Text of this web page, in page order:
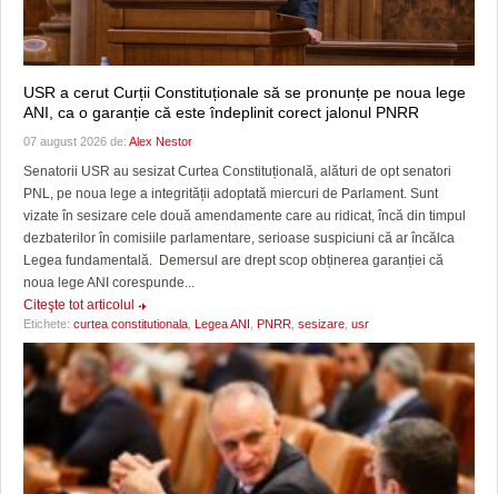
USR a cerut Curții Constituționale să se pronunțe pe noua lege
ANI, ca o garanție că este îndeplinit corect jalonul PNRR
07 august 2026 de: Alex Nestor
Senatorii USR au sesizat Curtea Constituțională, alături de opt senatori
PNL, pe noua lege a integrității adoptată miercuri de Parlament. Sunt
vizate în sesizare cele două amendamente care au ridicat, încă din timpul
dezbaterilor în comisiile parlamentare, serioase suspiciuni că ar încălca
Legea fundamentală. Demersul are drept scop obținerea garanției că
noua lege ANI corespunde...
Citeşte tot articolul
Etichete: curtea constitutionala Legea ANI PNRR sesizare usr